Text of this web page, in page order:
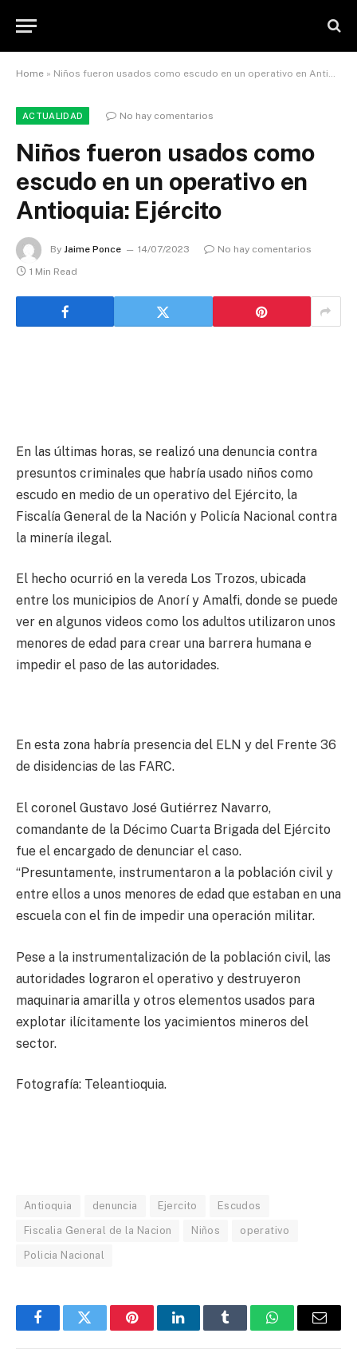
Home » Niños fueron usados como escudo en un operativo en Antioquia: Ejército
ACTUALIDAD No hay comentarios
Niños fueron usados como
escudo en un operativo en
Antioquia: Ejército
By Jaime Ponce 14/07/2023
No hay comentarios
1 Min Read
En las últimas horas, se realizó una denuncia contra
presuntos criminales que habría usado niños como
escudo en medio de un operativo del Ejército, la
Fiscalía General de la Nación y Policía Nacional contra
la minería ilegal.
El hecho ocurrió en la vereda Los Trozos, ubicada
entre los municipios de Anorí y Amalfi, donde se puede
ver en algunos videos como los adultos utilizaron unos
menores de edad para crear una barrera humana e
impedir el paso de las autoridades.
En esta zona habría presencia del ELN y del Frente 36
de disidencias de las FARC.
El coronel Gustavo José Gutiérrez Navarro,
comandante de la Décimo Cuarta Brigada del Ejército
fue el encargado de denunciar el caso.
“Presuntamente, instrumentaron a la población civil y
entre ellos a unos menores de edad que estaban en una
escuela con el fin de impedir una operación militar.
Pese a la instrumentalización de la población civil, las
autoridades lograron el operativo y destruyeron
maquinaria amarilla y otros elementos usados para
explotar ilícitamente los yacimientos mineros del
sector.
Fotografía: Teleantioquia.
Antioquia denuncia Ejercito Escudos
Fiscalia General de la Nacion Niños operativo
Policia Nacional
FacebookTwitter PinterestLinkedInTumblr WhatsAppEmail